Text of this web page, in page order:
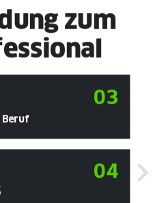
zum
03
Beruf
04